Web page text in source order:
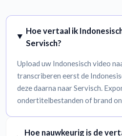
Hoe vertaal ik
Servisch?
Upload uw Indonesisch video
transcriberen eerst de
deze daarna naar Servisch.
ondertitelbestanden of brand
Hoe nauwkeurig is de